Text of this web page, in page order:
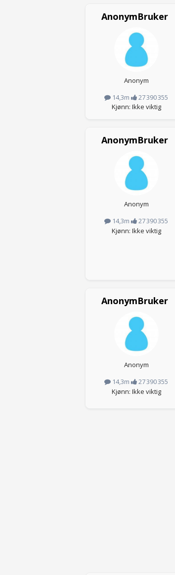
AnonymBruker
Anonym
14,3m
27 390 355
Kjønn: Ikke viktig
AnonymBruker
Anonym
14,3m
27 390 355
Kjønn: Ikke viktig
AnonymBruker
Anonym
14,3m
27 390 355
Kjønn: Ikke viktig